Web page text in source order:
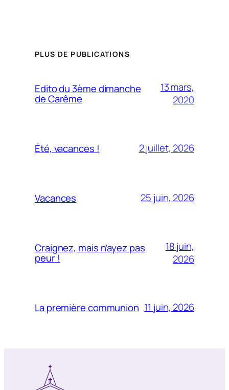
PLUS DE PUBLICATIONS
Edito du 3ème dimanche
de Carême
13 mars,
2020
Été, vacances ! 2 juillet, 2026
Vacances 25 juin, 2026
Craignez, mais n’ayez pas
peur !
18 juin,
2026
La première communion 11 juin, 2026